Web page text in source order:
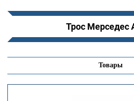
Трос Мерседес
Товары